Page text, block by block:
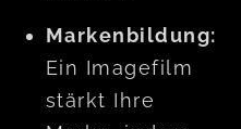
Markenbildung:
Ein Imagefilm
stärkt Ihre